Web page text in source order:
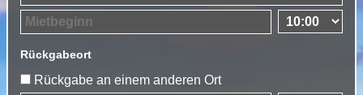
Rückgabeort
Rückgabe an einem anderen Ort